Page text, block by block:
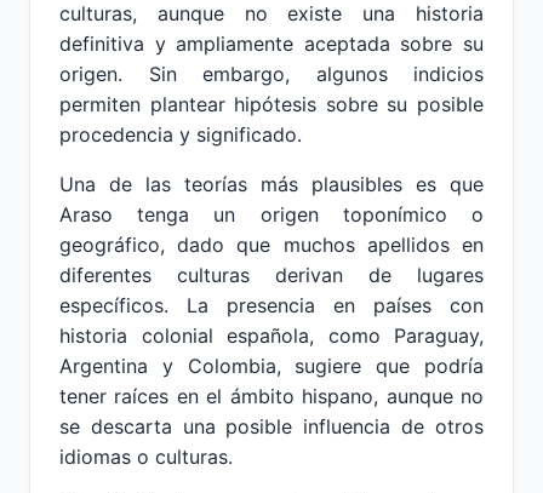
culturas, aunque no existe una historia
definitiva y ampliamente aceptada sobre su
origen. Sin embargo, algunos indicios
permiten plantear hipótesis sobre su posible
procedencia y significado.
Una de las teorías más plausibles es que
Araso tenga un origen toponímico o
geográfico, dado que muchos apellidos en
diferentes culturas derivan de lugares
específicos. La presencia en países con
historia colonial española, como Paraguay,
Argentina y Colombia, sugiere que podría
tener raíces en el ámbito hispano, aunque no
se descarta una posible influencia de otros
idiomas o culturas.